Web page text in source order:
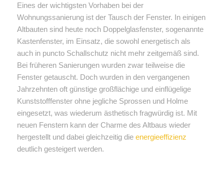
Eines der wichtigsten Vorhaben bei der
Wohnungssanierung ist der Tausch der Fenster. In einigen
Altbauten sind heute noch Doppelglasfenster, sogenannte
Kastenfenster, im Einsatz, die sowohl energetisch als
auch in puncto Schallschutz nicht mehr zeitgemäß sind.
Bei früheren Sanierungen wurden zwar teilweise die
Fenster getauscht. Doch wurden in den vergangenen
Jahrzehnten oft günstige großflächige und einflügelige
Kunststofffenster ohne jegliche Sprossen und Holme
eingesetzt, was wiederum ästhetisch fragwürdig ist. Mit
neuen Fenstern kann der Charme des Altbaus wieder
hergestellt und dabei gleichzeitig die energieeffizienz
deutlich gesteigert werden.